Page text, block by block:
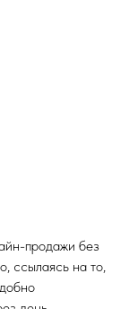
продажи без
ссылаясь на то,